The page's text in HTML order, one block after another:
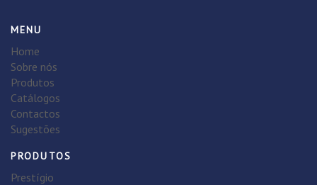
MENU
Home
Sobre nós
Produtos
Catálogos
Contactos
Sugestões
PRODUTOS
Prestígio